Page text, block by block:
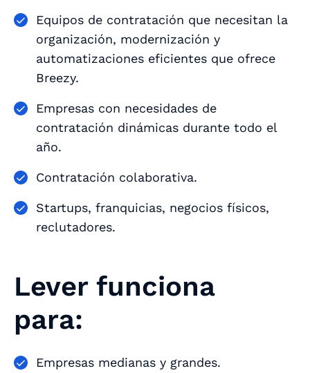
Equipos de contratación que necesitan la
organización, modernización y
automatizaciones eficientes que ofrece
Breezy.
Empresas con necesidades de
contratación dinámicas durante todo el
año.
Contratación colaborativa.
Startups, franquicias, negocios físicos,
reclutadores.
Lever funciona
para:
Empresas medianas y grandes.